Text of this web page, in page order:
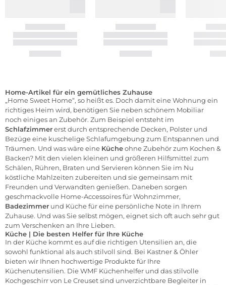
Home-Artikel für ein gemütliches Zuhause
„Home Sweet Home“, so heißt es. Doch damit eine Wohnung ein
richtiges Heim wird, benötigen Sie neben schönem Mobiliar
noch einiges an Zubehör. Zum Beispiel entsteht im
Schlafzimmererst durch entsprechende Decken, Polster und
Bezüge eine kuschelige Schlafumgebung zum Entspannen und
Träumen. Und was wäre eine Kücheohne Zubehör zum Kochen &
Backen? Mit den vielen kleinen und größeren Hilfsmittel zum
Schälen, Rühren, Braten und Servieren können Sie im Nu
köstliche Mahlzeiten zubereiten und sie gemeinsam mit
Freunden und Verwandten genießen. Daneben sorgen
geschmackvolle Home-Accessoires für Wohnzimmer,
Badezimmer und Küche für eine persönliche Note in Ihrem
Zuhause. Und was Sie selbst mögen, eignet sich oft auch sehr gut
zum Verschenken an Ihre Lieben.
Küche | Die besten Helfer für Ihre Küche
In der Küche kommt es auf die richtigen Utensilien an, die
sowohl funktional als auch stilvoll sind. Bei Kastner & Öhler
bieten wir Ihnen hochwertige Produkte für Ihre
Küchenutensilien. DieWMF Küchenhelfer und das stilvolle
Kochgeschirr von Le Creusetsind unverzichtbare Begleiter in